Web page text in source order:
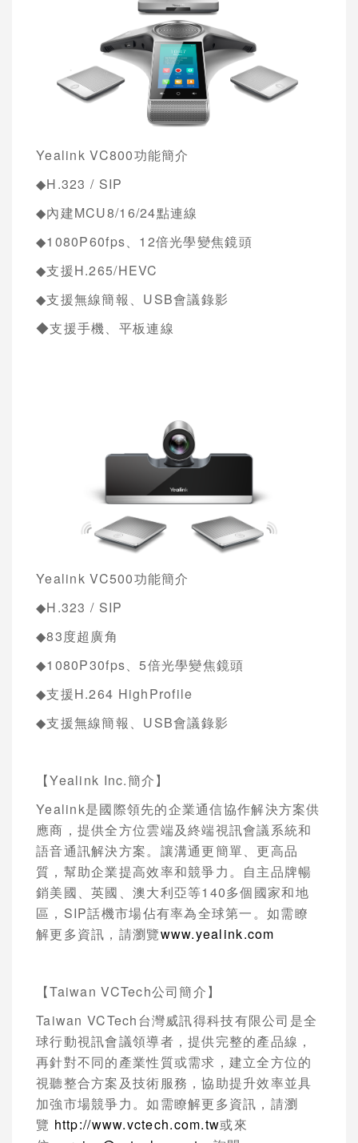
Yealink VC800功能簡介
◆H.323 / SIP
◆內建MCU8/16/24點連線
◆1080P60fps、 12倍光學變焦鏡頭
◆支援H.265/HEVC
◆支援無線簡報、 USB會議錄影
◆支援手機、平板連線
Yealink VC500功能簡介
◆H.323 / SIP
◆83度超廣角
◆1080P30fps、5倍光學變焦鏡頭
◆支援H.264 HighProfile
◆支援無線簡報、 USB會議錄影
【Yealink Inc.簡介】
Yealink是國際領先的企業通信協作解決方案供
應商，提供全方位雲端及終端視訊會議系統和
語音通訊解決方案。讓溝通更簡單、更高品
質，幫助企業提高效率和競爭力。自主品牌暢
銷美國、英國、澳大利亞等140多個國家和地
區， SIP話機市場佔有率為全球第一。如需瞭
解更多資訊，請瀏覽www.yealink.com
【Taiwan VCTech公司簡介】
Taiwan VCTech台灣威訊得科技有限公司是全
球行動視訊會議領導者，提供完整的產品線，
再針對不同的產業性質或需求，建立全方位的
視聽整合方案及技術服務，協助提升效率並具
加強市場競爭力。如需瞭解更多資訊，請瀏
覽 http://www.vctech.com.tw或來